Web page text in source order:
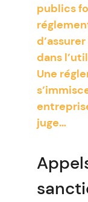
publics
dans
Une
juge…